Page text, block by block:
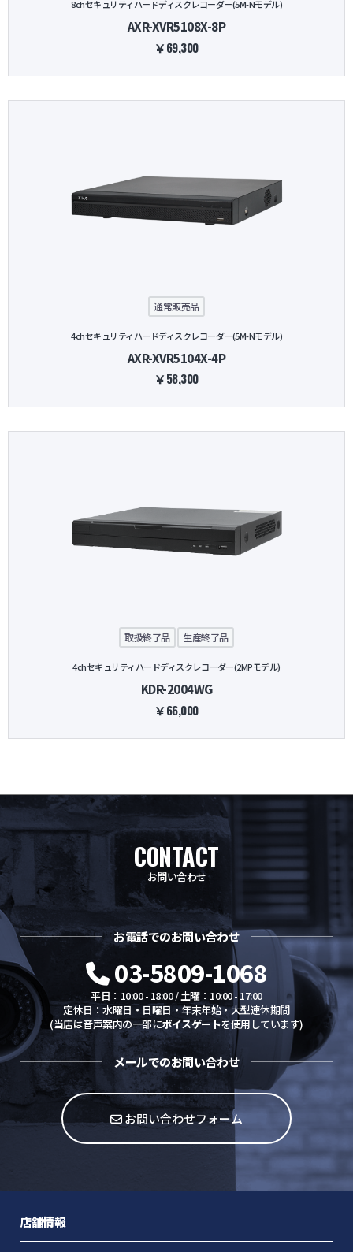
8chセキュリティハードディスクレコーダー(5M-Nモデル)
AXR-XVR5108X-8P
￥69,300
通常販売品
4chセキュリティハードディスクレコーダー(5M-Nモデル)
AXR-XVR5104X-4P
￥58,300
取扱終了品 生産終了品
4chセキュリティハードディスクレコーダー(2MPモデル)
KDR-2004WG
￥66,000
CONTACT
お問い合わせ
お電話でのお問い合わせ
03-5809-1068
平日：10:00 - 18:00 / 土曜：10:00 - 17:00
定休日：水曜日・日曜日・年末年始・大型連休期間
(当店は音声案内の一部にボイスゲートを使用しています)
メールでのお問い合わせ
お問い合わせフォーム
店舗情報